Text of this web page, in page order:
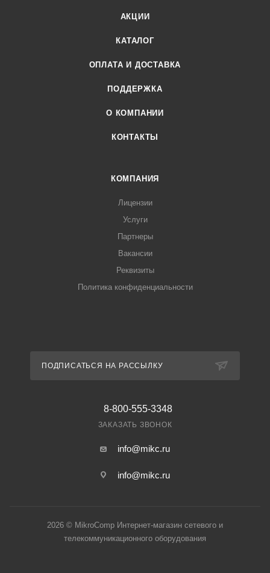
АКЦИИ
КАТАЛОГ
ОПЛАТА И ДОСТАВКА
ПОДДЕРЖКА
О КОМПАНИИ
КОНТАКТЫ
КОМПАНИЯ
Лицензии
Услуги
Партнеры
Вакансии
Реквизиты
Политика конфиденциальности
ПОДПИСАТЬСЯ НА РАССЫЛКУ
8-800-555-3348
ЗАКАЗАТЬ ЗВОНОК
info@mikc.ru
info@mikc.ru
2026 © MikroComp Интернет-магазин сетевого и
телекоммуникационного оборудования